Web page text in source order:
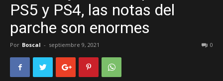
PS5 y PS4, las notas del
parche son enormes
Por Boscal - septiembre 9, 2021 0